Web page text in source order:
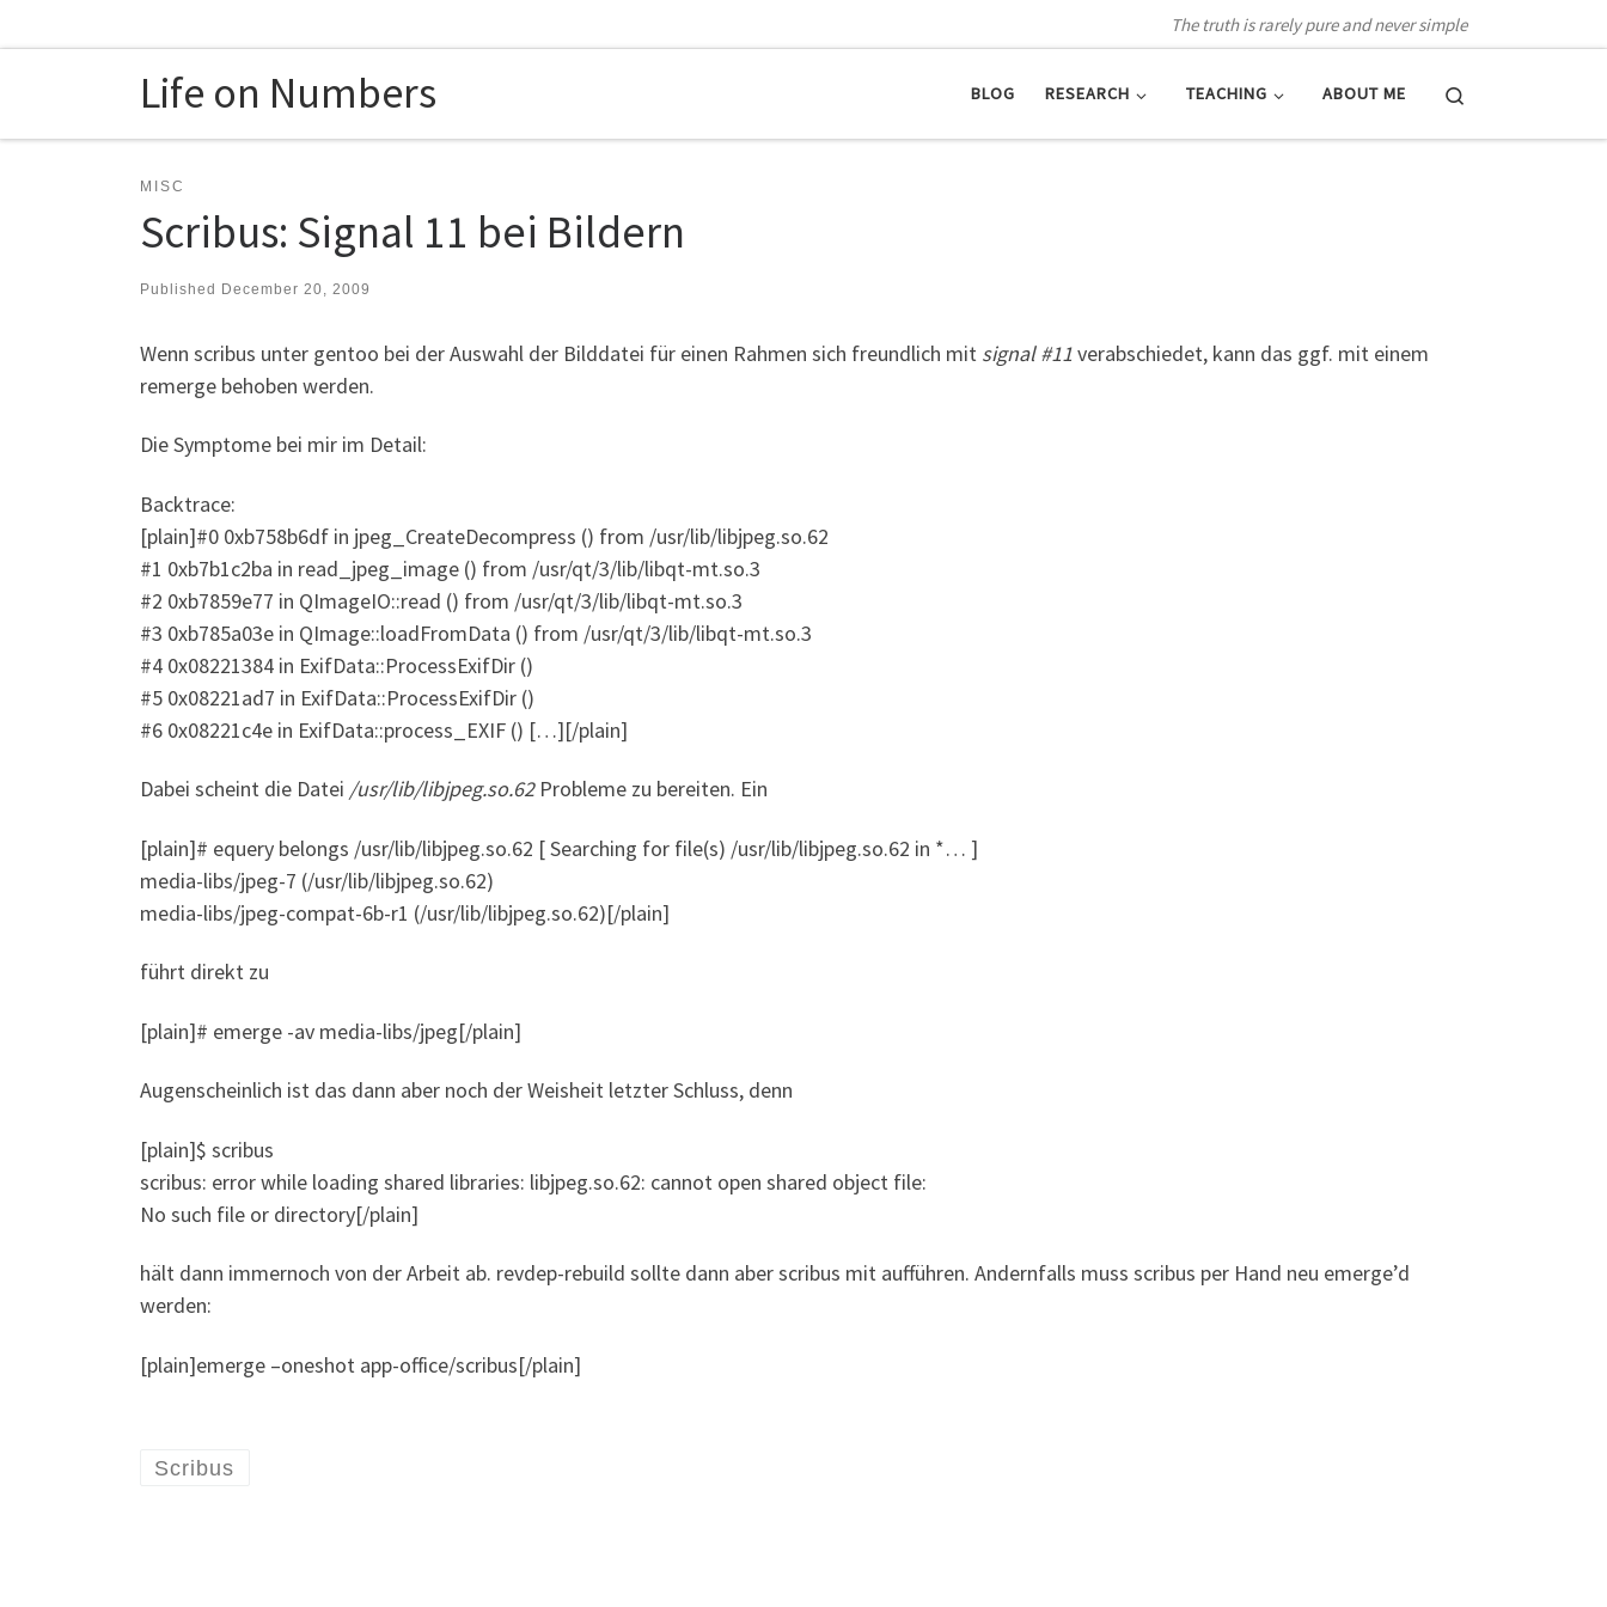
The truth is rarely pure and never simple
Life on Numbers BLOG RESEARCH TEACHING ABOUT ME
MISC
Scribus: Signal 11 bei Bildern
Published December 20, 2009
Wenn scribus unter gentoo bei der Auswahl der Bilddatei für einen Rahmen sich freundlich mit signal #11verabschiedet, kann das ggf. mit einem
remerge behoben werden.
Die Symptome bei mir im Detail:
Backtrace:
[plain]#0 0xb758b6df in jpeg_CreateDecompress () from /usr/lib/libjpeg.so.62
#1 0xb7b1c2ba in read_jpeg_image () from /usr/qt/3/lib/libqt-mt.so.3
#2 0xb7859e77 in QImageIO::read () from /usr/qt/3/lib/libqt-mt.so.3
#3 0xb785a03e in QImage::loadFromData () from /usr/qt/3/lib/libqt-mt.so.3
#4 0x08221384 in ExifData::ProcessExifDir ()
#5 0x08221ad7 in ExifData::ProcessExifDir ()
#6 0x08221c4e in ExifData::process_EXIF () […][/plain]
Dabei scheint die Datei /usr/lib/libjpeg.so.62Probleme zu bereiten. Ein
[plain]# equery belongs /usr/lib/libjpeg.so.62 [ Searching for file(s) /usr/lib/libjpeg.so.62 in *… ]
media-libs/jpeg-7 (/usr/lib/libjpeg.so.62)
media-libs/jpeg-compat-6b-r1 (/usr/lib/libjpeg.so.62)[/plain]
führt direkt zu
[plain]# emerge -av media-libs/jpeg[/plain]
Augenscheinlich ist das dann aber noch der Weisheit letzter Schluss, denn
[plain]$ scribus
scribus: error while loading shared libraries: libjpeg.so.62: cannot open shared object file:
No such file or directory[/plain]
hält dann immernoch von der Arbeit ab. revdep-rebuild sollte dann aber scribus mit aufführen. Andernfalls muss scribus per Hand neu emerge’d
werden:
[plain]emerge –oneshot app-office/scribus[/plain]
Scribus